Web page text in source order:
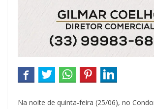
Na noite de quinta-feira (25/06), no